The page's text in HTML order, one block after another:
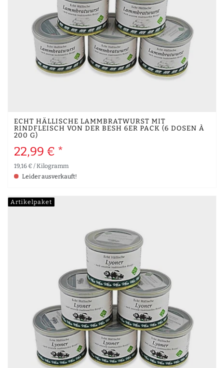
ECHT HÄLLISCHE LAMMBRATWURST MIT
RINDFLEISCH VON DER BESH 6ER PACK (6 DOSEN À
200 G)
22,99 € *
19,16 € / Kilogramm
Leider ausverkauft!
Artikelpaket